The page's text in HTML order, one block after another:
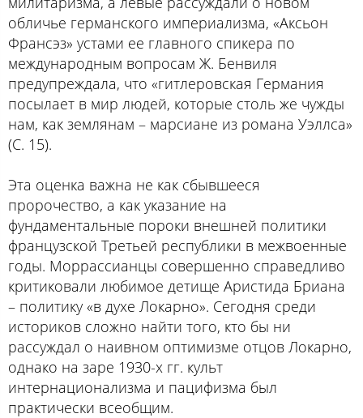
обличье германского империализма, «Аксьон
Франсэз» устами ее главного спикера по
международным вопросам Ж. Бенвиля
предупреждала, что «гитлеровская Германия
посылает в мир людей, которые столь же чужды
нам, как землянам – марсиане из романа Уэллса»
(С. 15).
Эта оценка важна не как сбывшееся
пророчество, а как указание на
фундаментальные пороки внешней политики
французской Третьей республики в межвоенные
годы. Моррассианцы совершенно справедливо
критиковали любимое детище Аристида Бриана
– политику «в духе Локарно». Сегодня среди
историков сложно найти того, кто бы ни
рассуждал о наивном оптимизме отцов Локарно,
однако на заре 1930-х гг. культ
интернационализма и пацифизма был
практически всеобщим.